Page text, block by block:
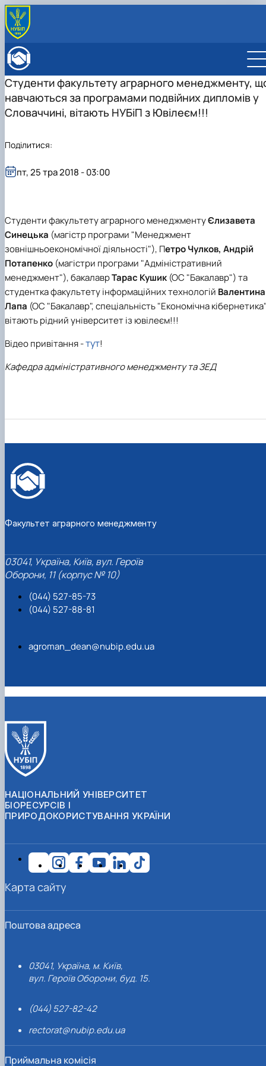
Адміністрація факультету
ОСВІТНЯ ДІЯЛЬНІСТЬ
Бакалаврат
Магістратура
Виховна та спортивна робота
ВСТУПНИКУ
Загальна інформація
МІЖНАРОДНА ДІЯЛЬНІСТЬ
Program in Management
Студенти факультету аграрного менеджменту,
навчаються за програмами подвійних дипломів у
Словаччині, вітають НУБіП з Ювілеєм!!!
Студенти факультету аграрного менеджментуЄлизавета
Синецька (магістр програми "Менеджмент
зовнішньоекономічної діяльності"), Петро Чулков, Андрій
Потапенко (магістри програми "Адміністративний
менеджмент"), бакалаврТарас Кушик (ОС "Бакалавр")та
студентка факультету інформаційних технологій Валентина
Лапа (ОС "Бакалавр", спеціальність "Економічна
вітають рідний університет із ювілеєм!!!
Відео привітання -тут!
Кафедра адміністративного менеджменту та ЗЕД
пт, 25 тра 2018 - 03:00
Поділитися:
Факультет аграрного менеджменту
03041, Україна, Київ, вул. Героїв
Оборони, 11 (корпус № 10)
(044) 527-85-73
(044) 527-88-81
agroman_dean@nubip.edu.ua
НАЦІОНАЛЬНИЙ УНІВЕРСИТЕТ
БІОРЕСУРСІВ І
ПРИРОДОКОРИСТУВАННЯ УКРАЇНИ
Поштова адреса
03041, Україна, м. Київ,
вул. Героїв Оборони, буд. 15.
(044) 527-82-42
rectorat@nubip.edu.ua
Приймальна комісія
Карта сайту